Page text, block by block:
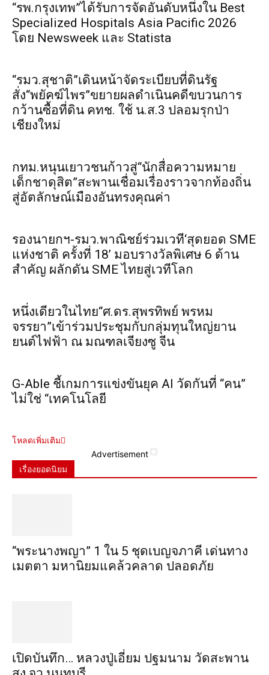
“รพ.กรุงเทพ”ได้รับการจัดอันดับหนึ่งใน Best
Specialized Hospitals Asia Pacific 2026
โดย Newsweek และ Statista
“รมว.สุชาติ”เดินหน้าจัดระเบียบที่ดินรัฐ
สั่ง“พยัคฆ์ไพร”ขยายผลดำเนินคดีขบวนการ
กว้านซื้อที่ดิน คทช. ใช้ น.ส.3 ปลอมรุกป่า
เชียงใหม่
กทม.หนุนเยาวชนก้าวสู่“นักสื่อความหมาย
เด็กชาดุสิต”สะพานเชื่อมเรื่องราวจากท้องถิ่น
สู่อัตลักษณ์เมืองอันทรงคุณค่า
รองนายกฯ-รมว.พาณิชย์ร่วมเวที‘สุดยอด SME
แห่งชาติ ครั้งที่ 18’ มอบรางวัลพิเศษ 6 ด้าน
สำคัญ ผลักดัน SME ไทยสู่เวทีโลก
หนึ่งเดียวในไทย“ศ.ดร.สุพรทิพย์ พรหม
จรรยา”เข้าร่วมประชุมกับกลุ่มทุนใหญ่ยาน
ยนต์ไฟฟ้า ณ มณฑลเจียงซู จีน
G-Able ชี้เกมการแข่งขันยุค AI วัดกันที่ “คน”
ไม่ใช่ “เทคโนโลยี
โหลดเพิ่มเติม
Advertisement
เรื่องยอดนิยม
“พระ​นาง​พญา” 1 ใน 5​ ชุดเบญจ​ภาคี​ เด่นทาง
เมตตา​ มหา​นิยม​แคล้วคลาด​ ปลอดภัย​
เปิดบันทึก… หลวงปู่เอี่ยม ​ปฐม​นาม​ วัดสะพาน